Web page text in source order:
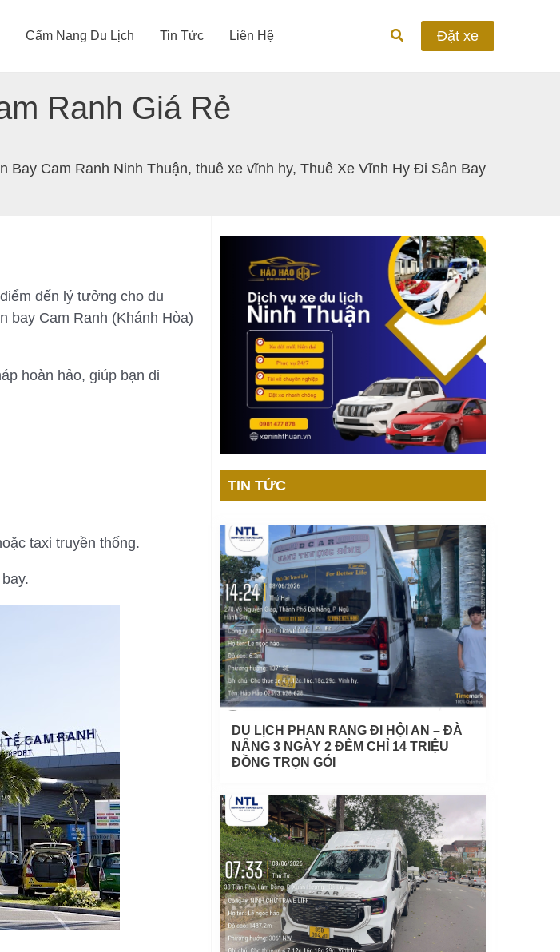
Cẩm Nang Du Lịch Tin Tức Liên Hệ
Tìm
Đặt xe
Ranh Giá Rẻ
Bay Cam Ranh Ninh Thuận, thuê xe vĩnh hy, Thuê Xe Vĩnh Hy Đi Sân Bay
đến lý tưởng cho du
bay Cam Ranh (Khánh Hòa)
hoàn hảo, giúp bạn di
taxi truyền thống.
TIN TỨC
DU LỊCH PHAN RANG ĐI HỘI AN – ĐÀ
NẴNG 3 NGÀY 2 ĐÊM CHỈ 14 TRIỆU
ĐỒNG TRỌN GÓI